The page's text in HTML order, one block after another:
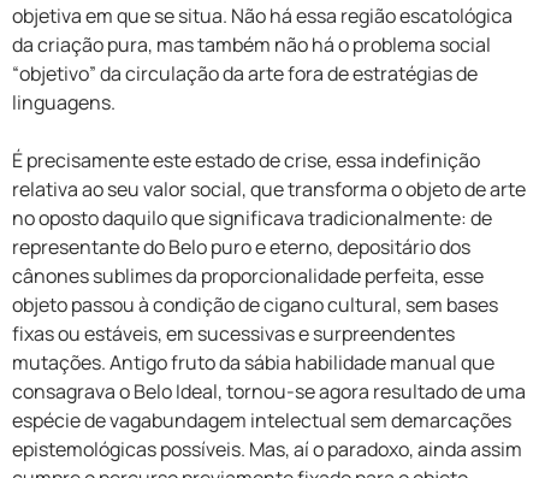
objetiva em que se situa. Não há essa região escatológica
da criação pura, mas também não há o problema social
“objetivo” da circulação da arte fora de estratégias de
linguagens.
É precisamente este estado de crise, essa indefinição
relativa ao seu valor social, que transforma o objeto de arte
no oposto daquilo que significava tradicionalmente: de
representante do Belo puro e eterno, depositário dos
cânones sublimes da proporcionalidade perfeita, esse
objeto passou à condição de cigano cultural, sem bases
fixas ou estáveis, em sucessivas e surpreendentes
mutações. Antigo fruto da sábia habilidade manual que
consagrava o Belo Ideal, tornou-se agora resultado de uma
espécie de vagabundagem intelectual sem demarcações
epistemológicas possíveis. Mas, aí o paradoxo, ainda assim